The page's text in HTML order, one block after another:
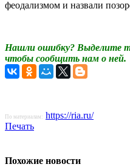
феодализмом и назвали
Нашли ошибку? Выделите
чтобы сообщить нам о ней.
По материалам: https://ria.ru/
Печать
Похожие новости